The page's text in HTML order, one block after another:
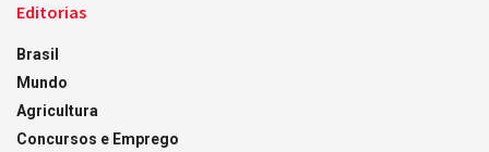
Editorias
Brasil
Mundo
Agricultura
Concursos e Emprego